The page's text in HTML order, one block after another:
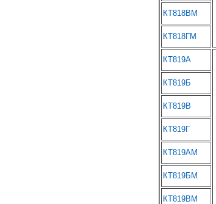
КТ818ВМ
КТ818ГМ
КТ819А
КТ819Б
КТ819В
КТ819Г
КТ819АМ
КТ819БМ
КТ819ВМ